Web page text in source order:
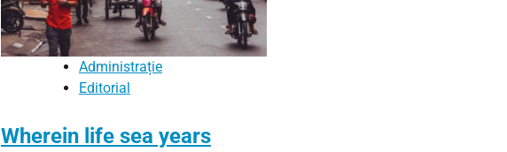
Administrație
Editorial
Wherein life sea years